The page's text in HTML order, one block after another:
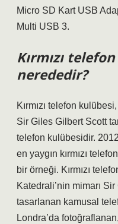
Micro SD Kart USB
Multi USB 3.
Kırmızı
nerededir?
Kırmızı telefon
Sir Giles Gilbert Scott
telefon kulübesidir.
en yaygın kırmızı
bir örneği. Kırmızı
Katedrali’nin mimarı
tasarlanan kamusal
Londra’da